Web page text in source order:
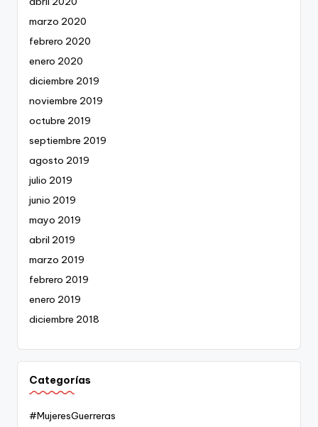
marzo 2020
febrero 2020
enero 2020
diciembre 2019
noviembre 2019
octubre 2019
septiembre 2019
agosto 2019
julio 2019
junio 2019
mayo 2019
abril 2019
marzo 2019
febrero 2019
enero 2019
diciembre 2018
Categorías
#MujeresGuerreras